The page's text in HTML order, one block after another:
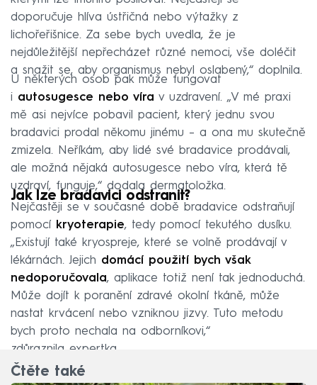
doporučuje hlíva ústřičná nebo výtažky z
lichořeřišnice. Za sebe bych uvedla, že je
nejdůležitější nepřecházet různé nemoci, vše doléčit
a snažit se, aby organismus nebyl oslabený,“ doplnila.
U některých osob pak může fungovat
i autosugesce nebo víra v uzdravení. „V mé praxi
mě asi nejvíce pobavil pacient, který jednu svou
bradavici prodal někomu jinému – a ona mu skutečně
zmizela. Neříkám, aby lidé své bradavice prodávali,
ale možná nějaká autosugesce nebo víra, která tě
uzdraví, funguje,“ dodala dermatoložka.
Jak lze bradavici odstranit?
Nejčastěji se v současné době bradavice odstraňují
pomocí kryoterapie, tedy pomocí tekutého dusíku.
„Existují také kryospreje, které se volně prodávají v
lékárnách. Jejich domácí použití bych však
nedoporučovala, aplikace totiž není tak jednoduchá.
Může dojít k poranění zdravé okolní tkáně, může
nastat krvácení nebo vzniknou jizvy. Tuto metodu
bych proto nechala na odborníkovi,“
zdůraznila expertka.
Čtěte také